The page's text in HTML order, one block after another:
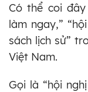
Có thể coi
làm ngay,”
sách lịch sử”
Việt Nam.
Gọi là “hội